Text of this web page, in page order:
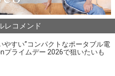
レコメンド
やすい”コンパクトなポータブル電
プライムデー 2026で狙いたいも